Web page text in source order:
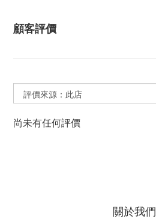
顧客評價
尚未有任何評價
關於我們